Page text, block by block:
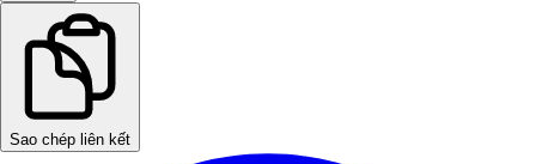
Sao chép liên kết